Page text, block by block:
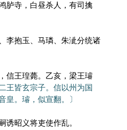
寺，白昼杀人，有司擒
抱玉、马璘、朱泚分统诸
王瑝薨。乙亥，梁王璿
王皆玄宗子。信以州为国
皇。璿，似宣翻。〕
昭义将吏使作乱。